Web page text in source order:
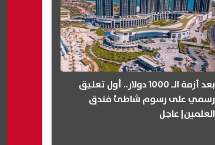
بعد أزمة الـ 1000 دولار.. أول تعليق
رسمي على رسوم شاطئ فندق
العلمين| عاجل